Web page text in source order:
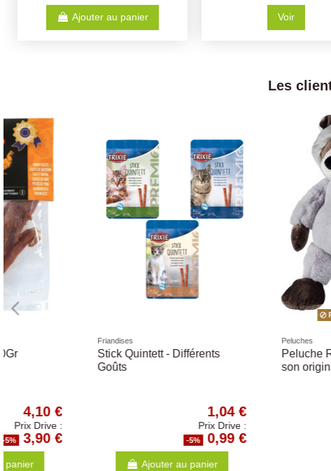
Ajouter au panier Voir
Les
Peluche Friends Taille Small
±20cm - Différentes formes
Ajouter au panier
Friandises naturelles
Trachée Entiere de